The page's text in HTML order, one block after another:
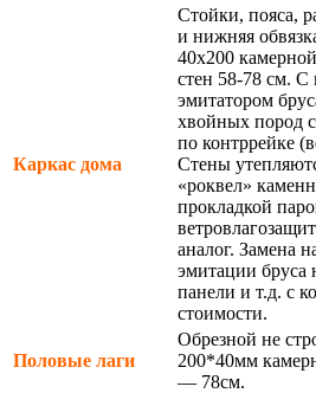
Каркас дома
Стойки, пояса,
и нижняя
40х200
стен 58-78 см. С
эмитатором
хвойных пород
по контррейке
Стены
«роквел»
прокладкой
аналог. Замена
эмитации бруса
панели и т.д. с
стоимости.
Половые лаги
Обрезной не
200*40мм
— 78см.